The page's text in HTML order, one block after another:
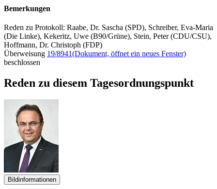
Bemerkungen
Reden zu Protokoll: Raabe, Dr. Sascha (SPD), Schreiber, Eva-Maria
(Die Linke), Kekeritz, Uwe (B90/Grüne), Stein, Peter (CDU/CSU),
Hoffmann, Dr. Christoph (FDP)
Überweisung 19/8941(Dokument, öffnet ein neues Fenster)
beschlossen
Reden zu diesem Tagesordnungspunkt
Bildinformationen